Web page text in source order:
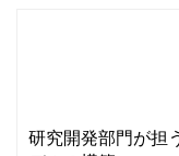
研究開発部門が担